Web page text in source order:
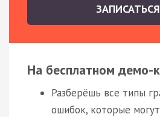
ЗАПИСАТЬСЯ
На бесплатном демо-
Разберёшь все типы
ошибок, которые